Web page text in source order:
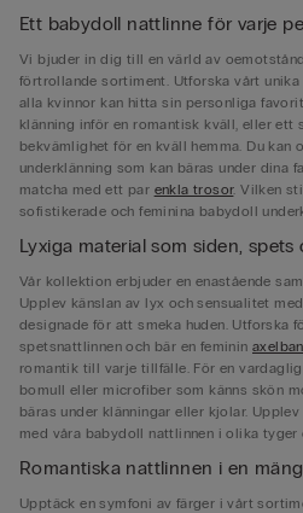
Ett babydoll nattlinne för varje
Vi bjuder in dig till en värld av
förtrollande sortiment. Utforska vårt
alla kvinnor kan hitta sin personliga
klänning inför en romantisk kväll, eller ett
bekvämlighet för en kväll hemma. Du kan
underklänning som kan bäras under dina
matcha med ett par enkla trosor. Vilken
sofistikerade och feminina babydoll
Lyxiga material som siden, spets
Vår kollektion erbjuder en enastående
Upplev känslan av lyx och sensualitet
designade för att smeka huden. Utforska
spetsnattlinnen och bär en feminin
romantik till varje tillfälle. För en
bomull eller microfiber som känns skön
bäras under klänningar eller kjolar.
med våra babydoll nattlinnen i olika tyger
Romantiska nattlinnen i en
Upptäck en symfoni av färger i vårt